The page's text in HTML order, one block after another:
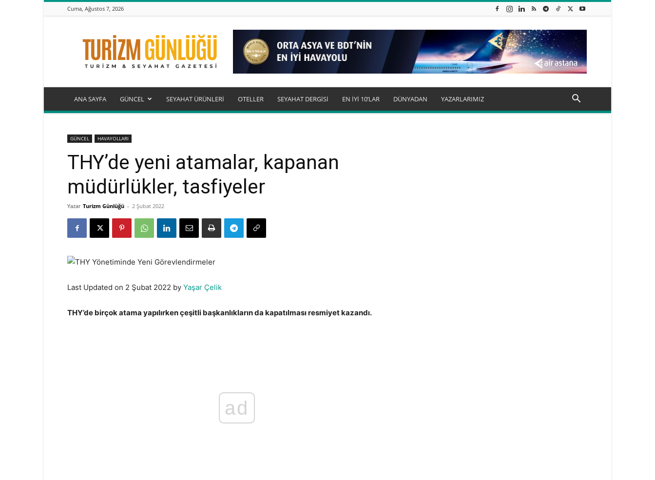
Cuma, Ağustos 7, 2026
Turizm
Günlüğü
ANA SAYFA GÜNCEL SEYAHAT ÜRÜNLERİ OTELLER SEYAHAT DERGİSİ EN İYİ 10’LAR DÜNYADAN YAZARLARIMIZ
GÜNCEL HAVAYOLLARI
THY’de yeni atamalar, kapanan
müdürlükler, tasfiyeler
Yazar Turizm Günlüğü - 2 Şubat 2022
Last Updated on 2 Şubat 2022 by Yaşar Çelik
THY’de birçok atama yapılırken çeşitli başkanlıkların da kapatılması resmiyet kazandı.
ad